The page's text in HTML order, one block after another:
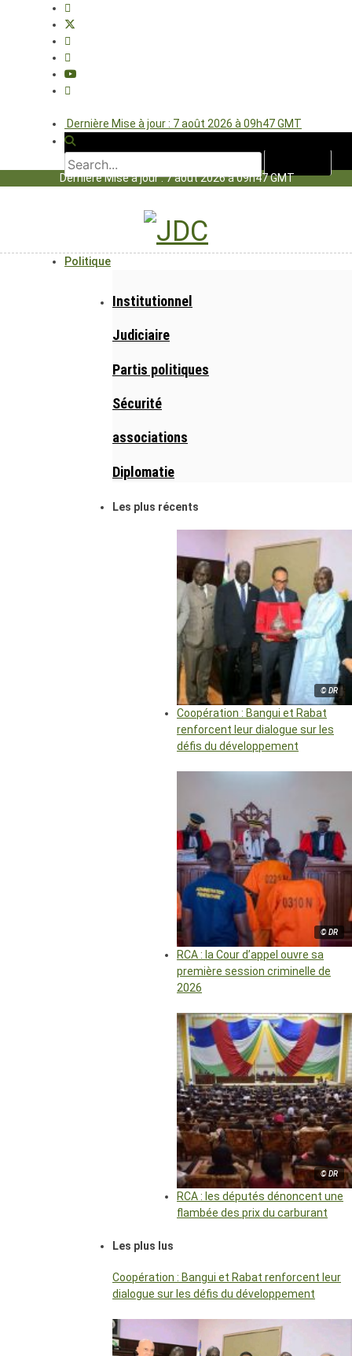
Dernière Mise à jour : 7 août 2026 à 09h47 GMT
Dernière Mise à jour : 7 août 2026 à 09h47 GMT
Politique
Institutionnel
Judiciaire
Partis politiques
Sécurité
associations
Diplomatie
Les plus récents
© DR
Coopération : Bangui et Rabat
renforcent leur dialogue sur les
défis du développement
© DR
RCA : la Cour d’appel ouvre sa
première session criminelle de
2026
© DR
RCA : les députés dénoncent une
flambée des prix du carburant
Les plus lus
Coopération : Bangui et Rabat renforcent leur
dialogue sur les défis du développement